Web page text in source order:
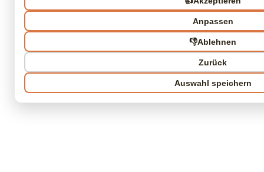
Anpassen
👎Ablehnen
Zurück
Auswahl speichern